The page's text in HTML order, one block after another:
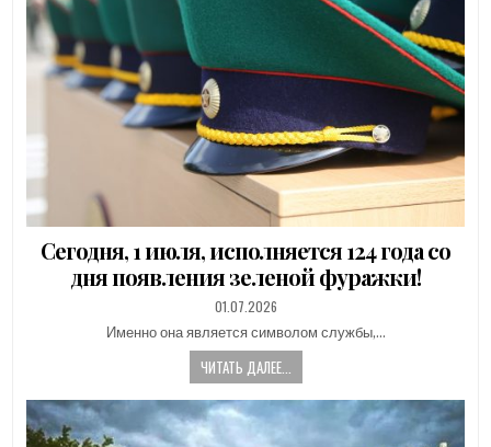
Сегодня, 1 июля, исполняется 124 года со
дня появления зеленой фуражки!
PUBLISHED
DATE:
01.07.2026
Именно она является символом службы,…
ЧИТАТЬ ДАЛЕЕ...